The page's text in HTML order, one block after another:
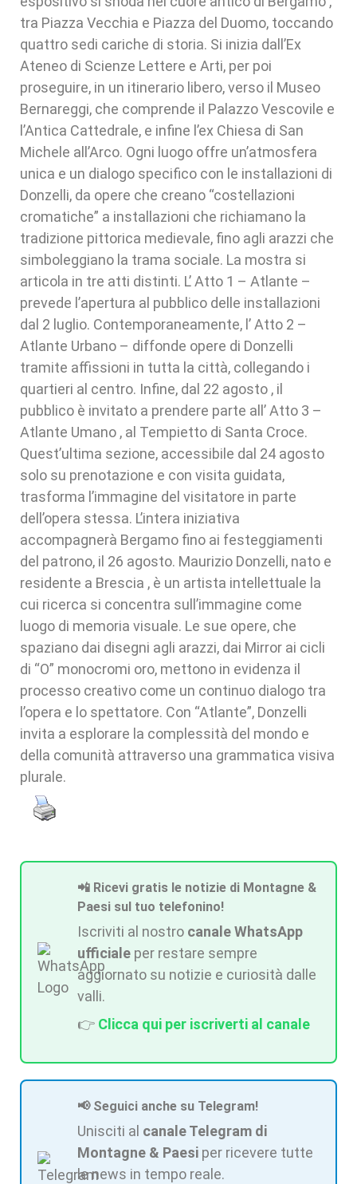
tra Piazza Vecchia e Piazza del Duomo, toccando
quattro sedi cariche di storia. Si inizia dall’Ex
Ateneo di Scienze Lettere e Arti, per poi
proseguire, in un itinerario libero, verso il Museo
Bernareggi, che comprende il Palazzo Vescovile e
l’Antica Cattedrale, e infine l’ex Chiesa di San
Michele all’Arco. Ogni luogo offre un’atmosfera
unica e un dialogo specifico con le installazioni di
Donzelli, da opere che creano “costellazioni
cromatiche” a installazioni che richiamano la
tradizione pittorica medievale, fino agli arazzi che
simboleggiano la trama sociale. La mostra si
articola in tre atti distinti. L’ Atto 1 – Atlante –
prevede l’apertura al pubblico delle installazioni
dal 2 luglio. Contemporaneamente, l’ Atto 2 –
Atlante Urbano – diffonde opere di Donzelli
tramite affissioni in tutta la città, collegando i
quartieri al centro. Infine, dal 22 agosto , il
pubblico è invitato a prendere parte all’ Atto 3 –
Atlante Umano , al Tempietto di Santa Croce.
Quest’ultima sezione, accessibile dal 24 agosto
solo su prenotazione e con visita guidata,
trasforma l’immagine del visitatore in parte
dell’opera stessa. L’intera iniziativa
accompagnerà Bergamo fino ai festeggiamenti
del patrono, il 26 agosto. Maurizio Donzelli, nato e
residente a Brescia , è un artista intellettuale la
cui ricerca si concentra sull’immagine come
luogo di memoria visuale. Le sue opere, che
spaziano dai disegni agli arazzi, dai Mirror ai cicli
di “O” monocromi oro, mettono in evidenza il
processo creativo come un continuo dialogo tra
l’opera e lo spettatore. Con “Atlante”, Donzelli
invita a esplorare la complessità del mondo e
della comunità attraverso una grammatica visiva
plurale.
📲 Ricevi gratis le notizie di Montagne &
Paesi sul tuo telefonino!
Iscriviti al nostro canale WhatsApp
ufficiale per restare sempre
aggiornato su notizie e curiosità dalle
valli.
👉 Clicca qui per iscriverti al canale
📢 Seguici anche su Telegram!
Unisciti al canale Telegram di
Montagne & Paesi per ricevere tutte
le news in tempo reale.